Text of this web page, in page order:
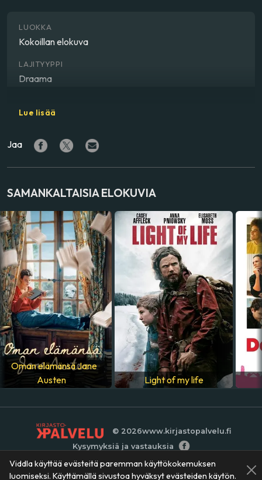
LUOKKA
Kokoillan elokuva
LAJITYYPPI
Draama
Mike Flanagan
NÄYTTELIJÄ
Annalise Basso,Jacob Tremblay,Bjarne G. Nielsen
VALMISTUSMAA
Yhdysvallat
ÄÄNIRAIDAT
englanti
Lue lisää
Jaa
SAMANKALTAISIA ELOKUVIA
Oman elämänsä Jane
Austen
Light of my life
© 2026www.kirjastopalvelu.fi
Kysymyksiä ja vastauksia
Viddla käyttää evästeitä paremman käyttökokemuksen
luomiseksi. Käyttämällä sivustoa hyväksyt evästeiden käytön.